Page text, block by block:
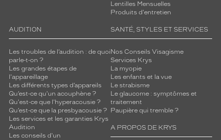
Lentilles Mensuelles
Produits d'entretien
AUDITION
Les troubles de l’audition : de quoi
parle-t-on ?
Les grandes étapes de
l'appareillage
Les différents types d’appareils
Qu’est-ce qu'un acouphène ?
Qu'est-ce que l'hyperacousie ?
Qu’est-ce que la presbyacousie ?
Les services et les garanties Krys
Audition
Les conseils d'un
SANTÉ, STYLES ET SERVICES
Nos Conseils Visagisme
Services Krys
La myopie
Les enfants et la vue
Le strabisme
Le glaucome : symptômes et
traitement
Paupière qui tremble ?
A PROPOS DE KRYS